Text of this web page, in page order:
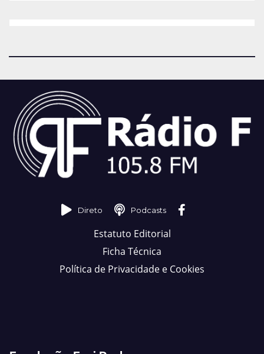
Direto Podcasts
Estatuto Editorial
Ficha Técnica
Política de Privacidade e Cookies